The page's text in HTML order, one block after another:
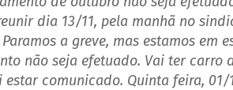
dia 13/11, pela manhã no
a greve, mas estamos em
não seja efetuado. Vai ter carro
comunicado. Quinta feira, 01/